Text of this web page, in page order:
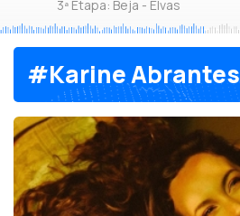
3ª Etapa: Beja - Elvas
#Karine Abrantes